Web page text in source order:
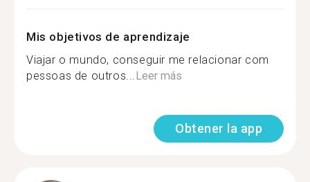
Mis objetivos de aprendizaje
Viajar o mundo, conseguir me relacionar com
pessoas de outros...Leer más
Obtener la app